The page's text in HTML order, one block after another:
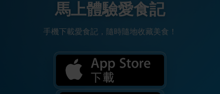
馬上體驗愛食記
手機下載愛食記，隨時隨地收藏美食！